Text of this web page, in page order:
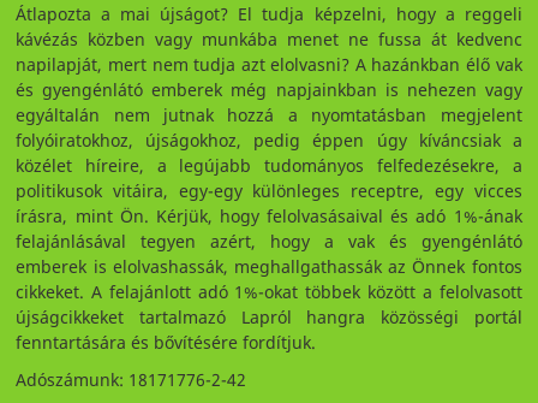
Átlapozta a mai újságot? El tudja képzelni, hogy a reggeli
kávézás közben vagy munkába menet ne fussa át kedvenc
napilapját, mert nem tudja azt elolvasni? A hazánkban élő vak
és gyengénlátó emberek még napjainkban is nehezen vagy
egyáltalán nem jutnak hozzá a nyomtatásban megjelent
folyóiratokhoz, újságokhoz, pedig éppen úgy kíváncsiak a
közélet híreire, a legújabb tudományos felfedezésekre, a
politikusok vitáira, egy-egy különleges receptre, egy vicces
írásra, mint Ön. Kérjük, hogy felolvasásaival és adó 1%-ának
felajánlásával tegyen azért, hogy a vak és gyengénlátó
emberek is elolvashassák, meghallgathassák az Önnek fontos
cikkeket. A felajánlott adó 1%-okat többek között a felolvasott
újságcikkeket tartalmazó Lapról hangra közösségi portál
fenntartására és bővítésére fordítjuk.
Adószámunk: 18171776-2-42